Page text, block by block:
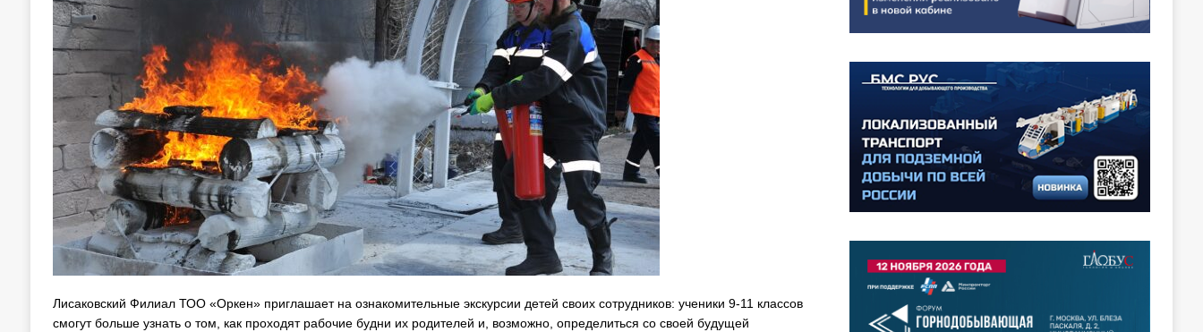
Лисаковский Филиал ТОО «Оркен» приглашает на ознакомительные экскурсии детей своих сотрудников: ученики 9-11 классов
смогут больше узнать о том, как проходят рабочие будни их родителей и, возможно, определиться со своей будущей